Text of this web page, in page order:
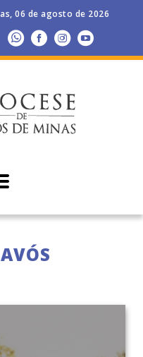
06 de agosto de 2026